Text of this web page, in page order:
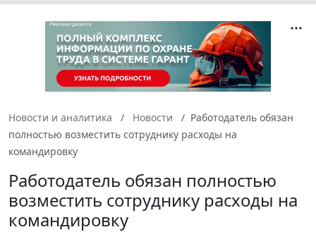
Новости и аналитика Новости
Работодатель обязан
полностью возместить сотруднику расходы на
командировку
Работодатель обязан полностью
возместить сотруднику расходы на
командировку